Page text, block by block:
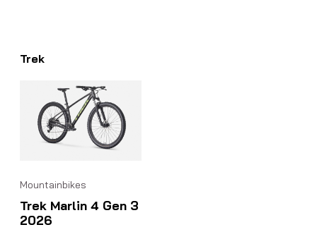
Trek
Mountainbikes
Trek Marlin 4 Gen 3
2026